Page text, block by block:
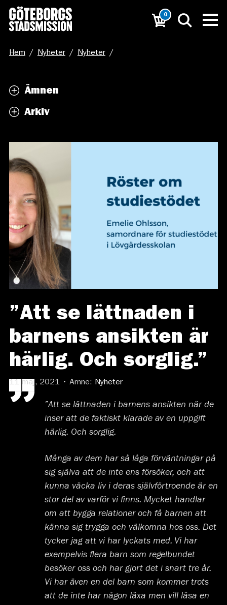
0
Hem / Nyheter / Nyheter /
Ämnen
Arkiv
”Att se lättnaden i
barnens ansikten är
härlig. Och sorglig.”
11 maj, 2021 • Ämne: Nyheter
”Att se lättnaden i barnens ansikten när de
inser att de faktiskt klarade av en uppgift
härlig. Och sorglig.
Många av dem har så låga förväntningar på
sig själva att de inte ens försöker, och att
kunna väcka liv i deras självförtroende är en
stor del av varför vi finns. Mycket handlar
om att bygga relationer och få barnen att
känna sig trygga och välkomna hos oss. Det
tycker jag att vi har lyckats med. Vi har
exempelvis flera barn som regelbundet
besöker oss och har gjort det i snart tre år.
Vi har även en del barn som kommer trots
att de inte har någon läxa men vill läsa en